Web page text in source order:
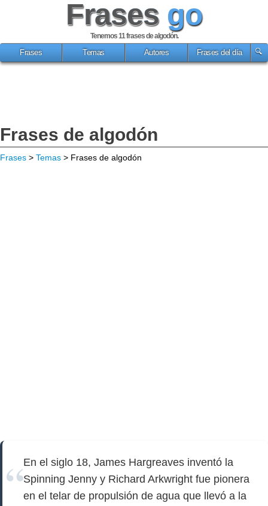
Frases go
Tenemos 11frases de algodón.
Frases
Temas Autores Frases del día
Frases de algodón
Frases > Temas > Frases de algodón
En el siglo 18, James Hargreaves inventó la
Spinning Jenny y Richard Arkwright fue pionera
en el telar de propulsión de agua que llevó a la